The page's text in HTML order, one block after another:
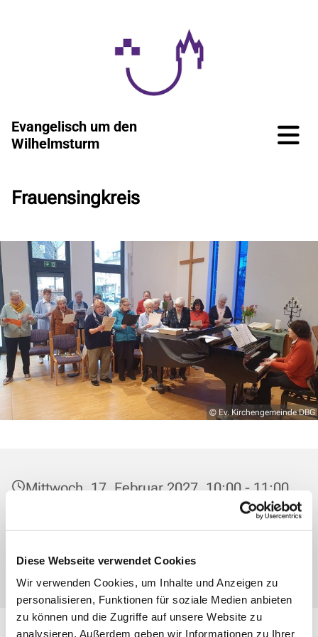
Diese Webseite verwendet Cookies
Wir verwenden Cookies, um Inhalte und Anzeigen zu
personalisieren, Funktionen für soziale Medien anbieten
zu können und die Zugriffe auf unsere Website zu
analysieren. Außerdem geben wir Informationen zu Ihrer
Evangelisch um den
Wilhelmsturm
Frauensingkreis
© Ev. Kirchengemeinde DBG
Mittwoch, 17. Februar 2027, 10:00 - 11:00
35683 Dillenburg